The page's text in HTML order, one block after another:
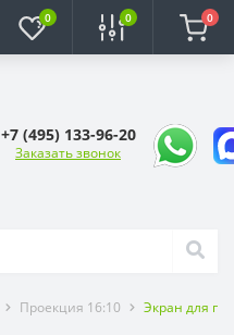
0 0 0
+7 (495) 133-96-20
Заказать звонок
Проекция 16:10 Экран для